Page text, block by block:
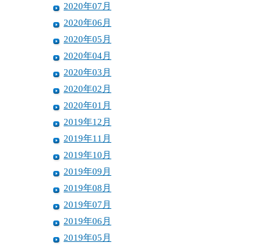
2020年07月
2020年06月
2020年05月
2020年04月
2020年03月
2020年02月
2020年01月
2019年12月
2019年11月
2019年10月
2019年09月
2019年08月
2019年07月
2019年06月
2019年05月